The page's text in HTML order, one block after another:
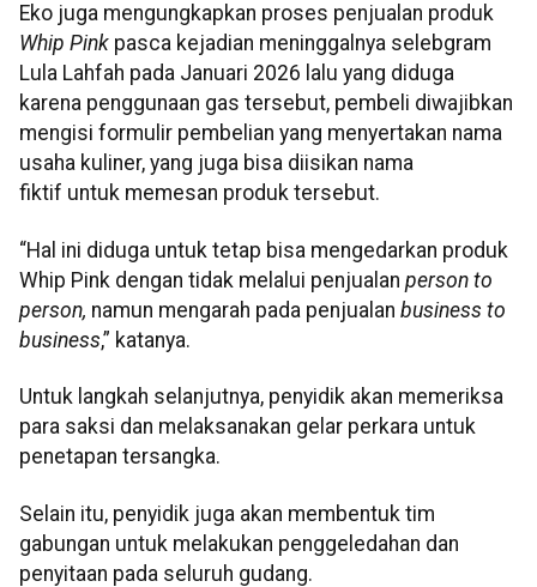
Eko juga mengungkapkan proses penjualan produk
Whip Pink pasca kejadian meninggalnya selebgram
Lula Lahfah pada Januari 2026 lalu yang diduga
karena penggunaan gas tersebut, pembeli diwajibkan
mengisi formulir pembelian yang menyertakan nama
usaha kuliner, yang juga bisa diisikan nama
fiktif untuk memesan produk tersebut.
“Hal ini diduga untuk tetap bisa mengedarkan produk
Whip Pink dengan tidak melalui penjualan person to
person, namun mengarah pada penjualan business to
business,” katanya.
Untuk langkah selanjutnya, penyidik akan memeriksa
para saksi dan melaksanakan gelar perkara untuk
penetapan tersangka.
Selain itu, penyidik juga akan membentuk tim
gabungan untuk melakukan penggeledahan dan
penyitaan pada seluruh gudang.